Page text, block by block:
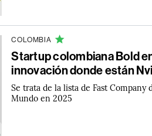
COLOMBIA
Startup colombiana Bold
innovación donde están
Se trata de la lista de Fast Company
Mundo en 2025